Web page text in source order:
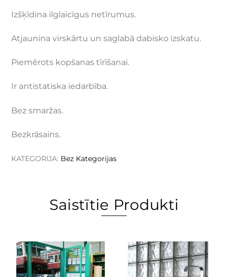
Izšķīdina ilglaicīgus netīrumus.
Atjaunina virskārtu un saglabā dabisko izskatu.
Piemērots kopšanas tīrīšanai.
Ir antistatiska iedarbība.
Bez smaržas.
Bezkrāsains.
KATEGORIJA: Bez Kategorijas
Saistītie Produkti